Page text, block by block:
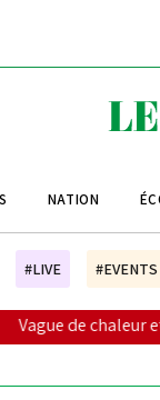
NATION
#LIVE #EVENTS
et averses